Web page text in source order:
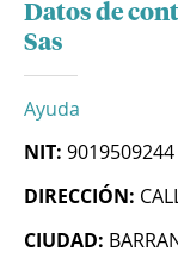
Datos de
Sas
Ayuda
NIT: 9019509244
DIRECCIÓN:
CIUDAD: